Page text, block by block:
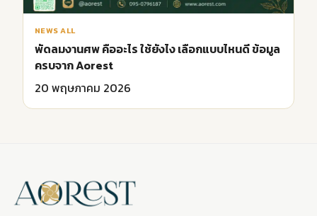
NEWS ALL
พัดลมงานศพ คืออะไร ใช้ยังไง เลือกแบบไหนดี ข้อมูล
ครบจาก Aorest
20 พฤษภาคม 2026